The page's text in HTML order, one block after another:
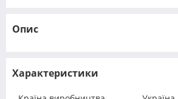
Опис
Характеристики